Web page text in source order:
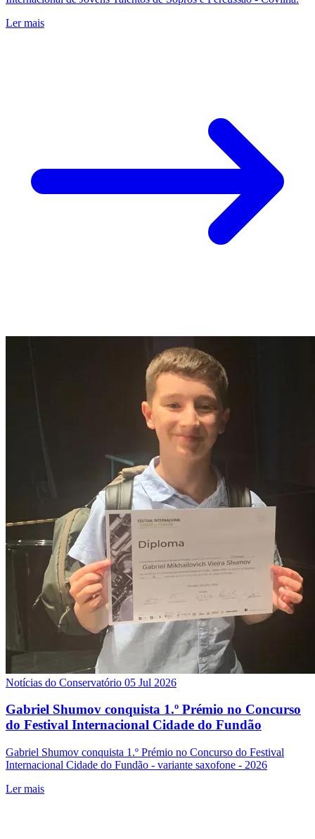
Ler mais
Notícias do Conservatório 05 Jul 2026
Gabriel Shumov conquista 1.º Prémio no Concurso
do Festival Internacional Cidade do Fundão
Gabriel Shumov conquista 1.º Prémio no Concurso do Festival
Internacional Cidade do Fundão - variante saxofone - 2026
Ler mais